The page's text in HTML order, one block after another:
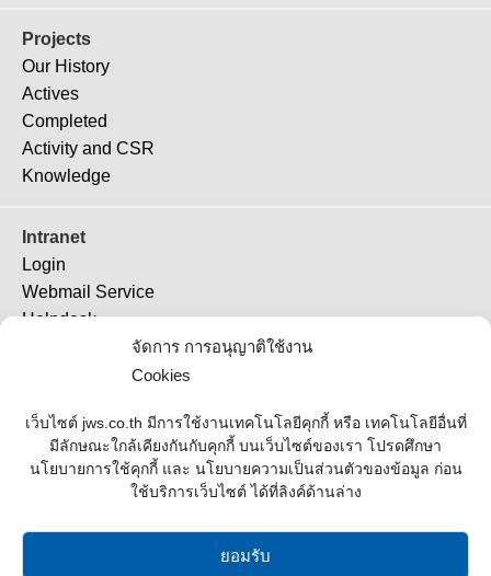
จัดการ การอนุญาติใช้งาน
Cookies
เว็บไซต์ jws.co.th มีการใช้งานเทคโนโลยีคุกกี้ หรือ เทคโนโลยีอื่นที่
มีลักษณะใกล้เคียงกันกับคุกกี้ บนเว็บไซต์ของเรา โปรดศึกษา
นโยบายการใช้คุกกี้ และ นโยบายความเป็นส่วนตัวของข้อมูล ก่อน
ใช้บริการเว็บไซต์ ได้ที่ลิงค์ด้านล่าง
ยอมรับ
Projects
Our History
Actives
Completed
Activity and CSR
Knowledge
Intranet
Login
Webmail Service
Helpdesk
TeamViewer 11
TeamViewer (QS)
Supplier